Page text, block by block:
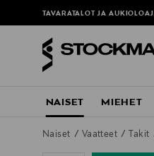
TAVARATALOT JA
NAISET MIEHET
Naiset Vaatteet Takit